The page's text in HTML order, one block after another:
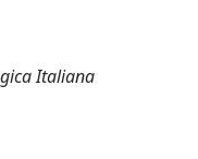
Italiana